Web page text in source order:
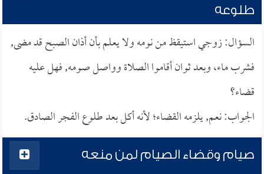
طلوعه
السؤال: زوجي استيقظ من نومه ولا يعلم بأن أذان الصبح قد مضى,
فشرب ماء، وبعد ثوان أقاموا الصلاة وواصل صومه, فهل عليه
قضاء؟
الجواب: نعم, يلزمه القضاء؛ لأنه أكل بعد طلوع الفجر الصادق.
صيام وقضاء الصيام لمن منعه